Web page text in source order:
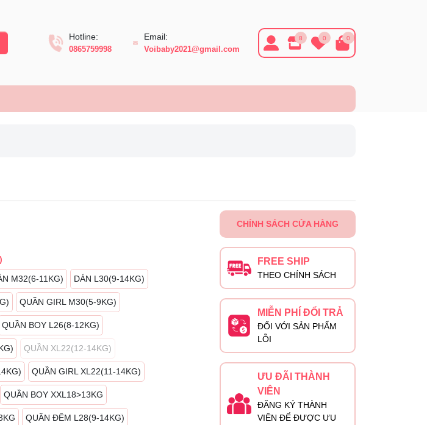
Hotline:
0865759998
Email:
Voibaby2021@gmail.com
8 0 0
M32(6-11KG) DÁN L30(9-14KG)
QUẦN GIRL M30(5-9KG)
QUẦN BOY L26(8-12KG)
QUẦN XL22(12-14KG)
QUẦN GIRL XL22(11-14KG)
QUẦN BOY XXL18>13KG
QUẦN ĐÊM L28(9-14KG)
giá:
hết hạn:
CHÍNH SÁCH CỬA HÀNG
FREE SHIP
THEO CHÍNH SÁCH
MIỄN PHÍ ĐỔI TRẢ
ĐỐI VỚI SẢN PHẨM
LỖI
ƯU ĐÃI THÀNH
VIÊN
ĐĂNG KÝ THÀNH
VIÊN ĐỂ ĐƯỢC ƯU